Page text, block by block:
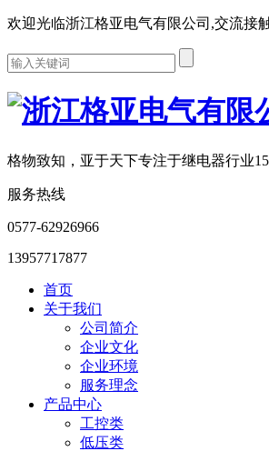
欢迎光临浙江格亚电气有限公司,交流接
格物致知，亚于天下专注于继电器行业
服务热线
0577-62926966
13957717877
首页
关于我们
公司简介
企业文化
企业环境
服务理念
产品中心
工控类
低压类